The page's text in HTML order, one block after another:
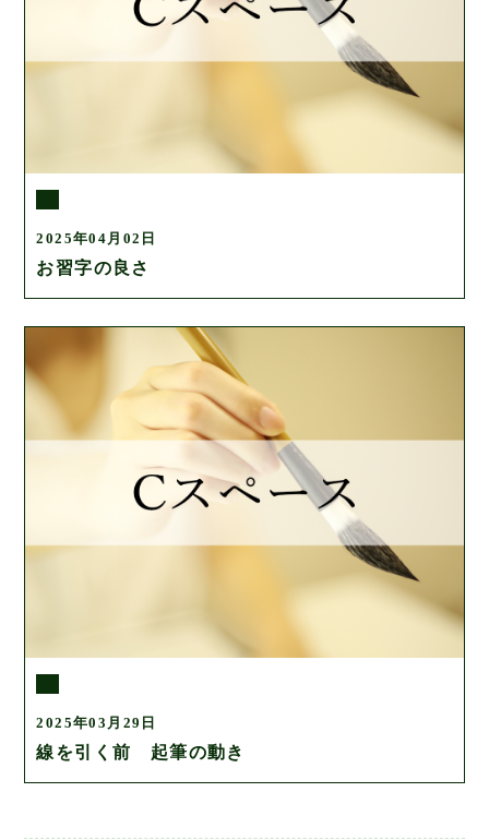
2025年04月02日
お習字の良さ
2025年03月29日
線を引く前 起筆の動き